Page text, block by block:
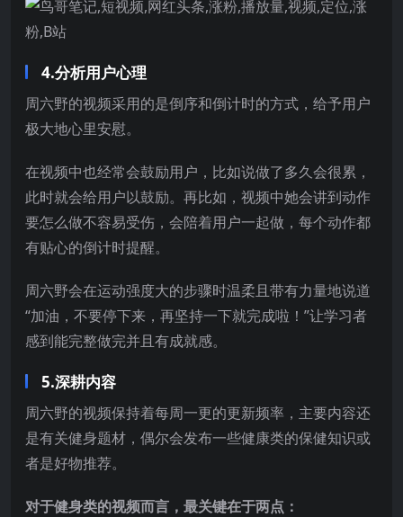
4.分析用户心理
周六野的视频采用的是倒序和倒计时的方式，给予用户
极大地心里安慰。
在视频中也经常会鼓励用户，比如说做了多久会很累，
此时就会给用户以鼓励。再比如，视频中她会讲到动作
要怎么做不容易受伤，会陪着用户一起做，每个动作都
有贴心的倒计时提醒。
周六野会在运动强度大的步骤时温柔且带有力量地说道
“加油，不要停下来，再坚持一下就完成啦！”让学习者
感到能完整做完并且有成就感。
5.深耕内容
周六野的视频保持着每周一更的更新频率，主要内容还
是有关健身题材，偶尔会发布一些健康类的保健知识或
者是好物推荐。
对于健身类的视频而言，最关键在于两点：